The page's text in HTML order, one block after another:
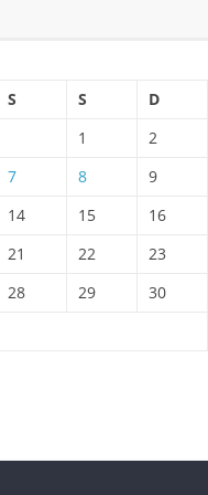
S S
D
1
2
7 8
9
14 15
16
21 22
23
28 29
30